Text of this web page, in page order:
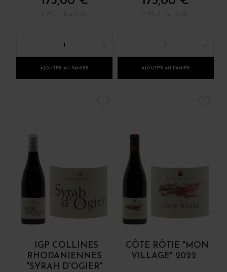
AJOUTER AU PANIER AJOUTER AU PANIER
IGP COLLINES
RHODANIENNES
"SYRAH D'OGIER"
CÔTE RÔTIE "MON
VILLAGE" 2022